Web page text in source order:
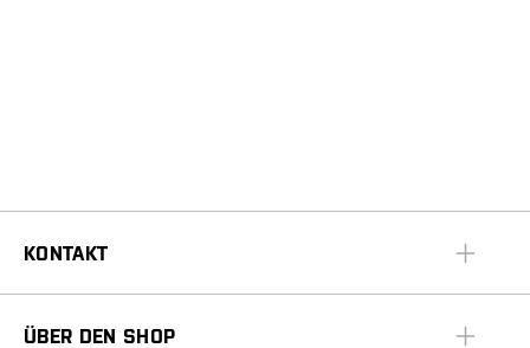
KONTAKT
ÜBER DEN SHOP